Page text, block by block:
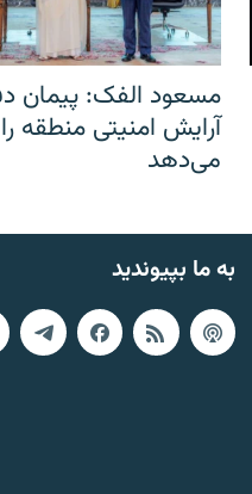
مسعود الفک: پیمان
آرایش امنیتی منطقه
می‌دهد
به ما بپیوندید